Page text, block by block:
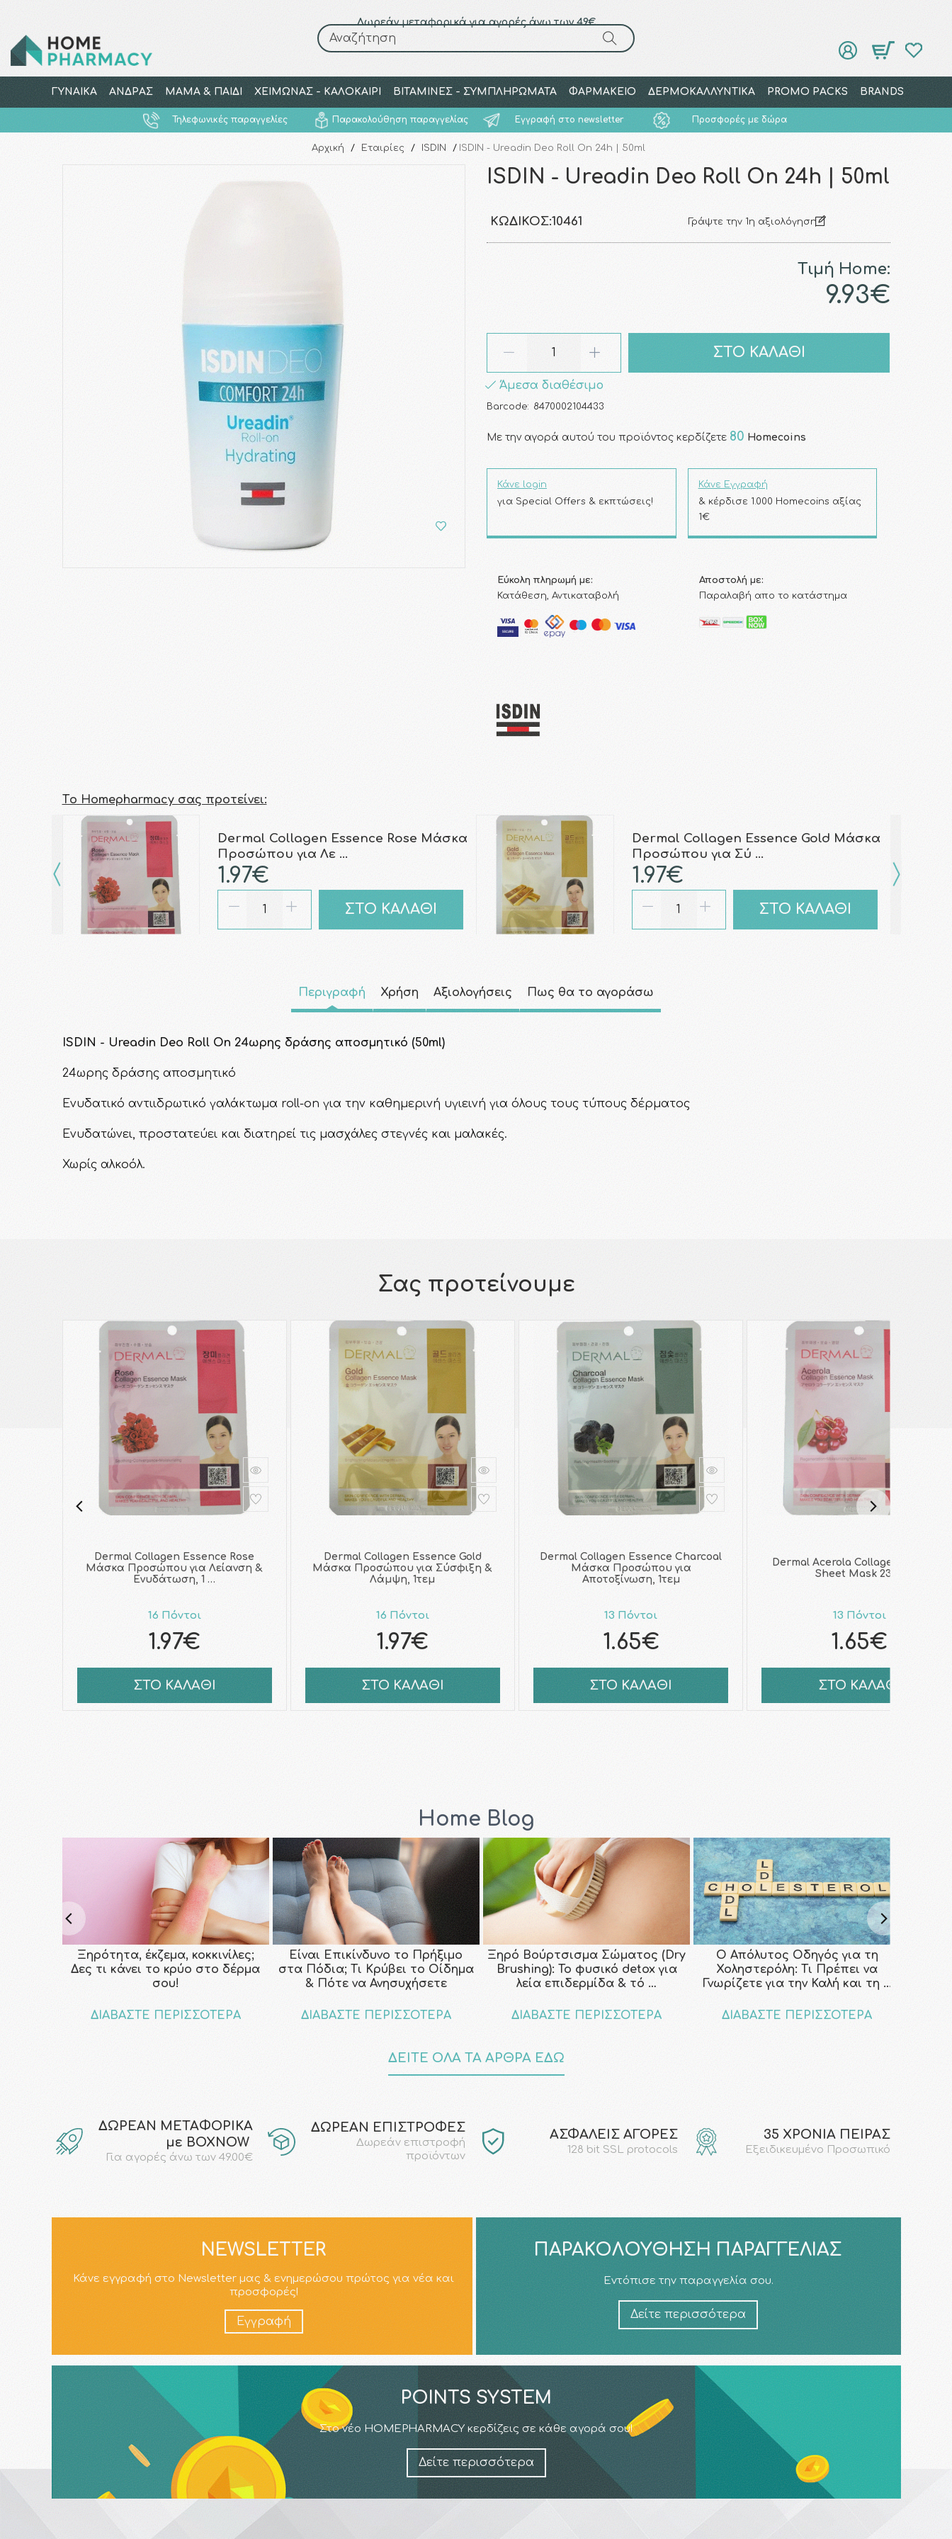
Δωρεάν μεταφορικά για αγορές άνω των 49€
Αναζήτηση
ΓΥΝΑΙΚΑ ΑΝΔΡΑΣ ΜΑΜΑ & ΠΑΙΔΙ ΧΕΙΜΩΝΑΣ - ΚΑΛΟΚΑΙΡΙ ΒΙΤΑΜΙΝΕΣ - ΣΥΜΠΛΗΡΩΜΑΤΑ ΦΑΡΜΑΚΕΙΟ ΔΕΡΜΟΚΑΛΛΥΝΤΙΚΑ PROMO PACKS BRANDS
Τηλεφωνικές παραγγελίες Παρακολούθηση παραγγελίας Εγγραφή στο newsletter Προσφορές με δώρα
Αναζήτηση
Αρχική / Εταιρίες / ISDIN / ISDIN - Ureadin Deo Roll On 24h | 50ml
ISDIN - Ureadin Deo Roll On 24h | 50ml
ΚΩΔΙΚΌΣ:10461 Γράψτε την 1η αξιολόγηση
Τιμή Home:
9.93€
ΣΤΟ ΚΑΛΑΘΙ
Άμεσα διαθέσιμο
Barcode: 8470002104433
Με την αγορά αυτού του προϊόντος κερδίζετε 80 Homecoins
Κάνε login
για Special Offers & εκπτώσεις!
Κάνε Εγγραφή
& κέρδισε 1.000 Homecoins αξίας
1€
Εύκολη πληρωμή με:
Κατάθεση, Αντικαταβολή
Αποστολή με:
Παραλαβή απο το κατάστημα
Τo Homepharmacy σας προτείνει:
Dermal Collagen Essence Rose Μάσκα
Προσώπου για Λε …
1.97€
ΣΤΟ ΚΑΛΑΘΙ
Dermal Collagen Essence Gold Μάσκα
Προσώπου για Σύ …
1.97€
ΣΤΟ ΚΑΛΑΘΙ
Περιγραφή Χρήση Αξιολογήσεις Πως θα το αγοράσω
ISDIN - Ureadin Deo Roll On 24ωρης δράσης αποσμητικό (50ml)
24ωρης δράσης αποσμητικό
Ενυδατικό αντιιδρωτικό γαλάκτωμα roll-on για την καθημερινή υγιεινή για όλους τους τύπους δέρματος
Ενυδατώνει, προστατεύει και διατηρεί τις μασχάλες στεγνές και μαλακές.
Χωρίς αλκοόλ.
Σας προτείνουμε
Dermal Collagen Essence Rose
Μάσκα Προσώπου για Λείανση &
Ενυδάτωση, 1 …
16 Πόντοι
1.97€
ΣΤΟ ΚΑΛΑΘΙ
Dermal Collagen Essence Gold
Μάσκα Προσώπου για Σύσφιξη &
Λάμψη, 1τεμ
16 Πόντοι
1.97€
ΣΤΟ ΚΑΛΑΘΙ
Dermal Collagen Essence Charcoal
Μάσκα Προσώπου για
Αποτοξίνωση, 1τεμ
13 Πόντοι
1.65€
ΣΤΟ ΚΑΛΑΘΙ
Dermal Acerola Collagen Essence
Sheet Mask 23gr
13 Πόντοι
1.65€
ΣΤΟ ΚΑΛΑΘΙ
Home Blog
Ξηρότητα, έκζεμα, κοκκινίλες;
Δες τι κάνει το κρύο στο δέρμα
σου!
ΔΙΑΒΑΣΤΕ ΠΕΡΙΣΣΟΤΕΡΑ
Είναι Επικίνδυνο το Πρήξιμο
στα Πόδια; Τι Κρύβει το Οίδημα
& Πότε να Ανησυχήσετε
ΔΙΑΒΑΣΤΕ ΠΕΡΙΣΣΟΤΕΡΑ
Ξηρό Βούρτσισμα Σώματος (Dry
Brushing): Το φυσικό detox για
λεία επιδερμίδα & τό …
ΔΙΑΒΑΣΤΕ ΠΕΡΙΣΣΟΤΕΡΑ
Ο Απόλυτος Οδηγός για τη
Χοληστερόλη: Τι Πρέπει να
Γνωρίζετε για την Καλή και τη …
ΔΙΑΒΑΣΤΕ ΠΕΡΙΣΣΟΤΕΡΑ
ΔΕΙΤΕ ΟΛΑ ΤΑ ΑΡΘΡΑ ΕΔΩ
ΔΩΡΕΑΝ ΜΕΤΑΦΟΡΙΚΑ
με ΒΟΧΝΟW
Για αγορές άνω των 49.00€
ΔΩΡΕΑΝ ΕΠΙΣΤΡΟΦΕΣ
Δωρεάν επιστροφή
προϊόντων
AΣΦΑΛΕΙΣ ΑΓΟΡΕΣ
128 bit SSL protocols
35 ΧΡΟΝΙΑ ΠΕΙΡΑΣ
Εξειδικευμένο Προσωπικό
NEWSLETTER
Κάνε εγγραφή στο Newsletter μας & ενημερώσου πρώτος για νέα και
προσφορές!
Εγγραφή
ΠΑΡΑΚΟΛΟΎΘΗΣΗ ΠΑΡΑΓΓΕΛΊΑΣ
Εντόπισε την παραγγελία σου.
Δείτε περισσότερα
POINTS SYSTEM
Στο νέο HOMEPHARMACY κερδίζεις σε κάθε αγορά σου!
Δείτε περισσότερα